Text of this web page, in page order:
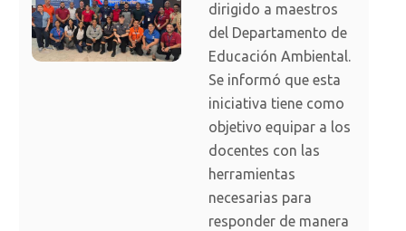
dirigido a maestros
del Departamento de
Educación Ambiental.
Se informó que esta
iniciativa tiene como
objetivo equipar a los
docentes con las
herramientas
necesarias para
responder de manera